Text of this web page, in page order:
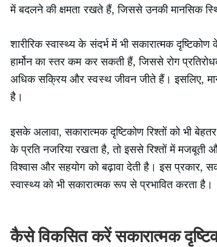
में बदलने की क्षमता रखते हैं, जिससे उनकी मानसिक
शारीरिक स्वास्थ्य के संदर्भ में भी सकारात्मक
हार्मोन का स्तर कम कर सकती हैं, जिससे रोग
अधिक सक्रिय और स्वस्थ जीवन जीते हैं। इसलिए,
है।
इसके अलावा, सकारात्मक दृष्टिकोण रिश्तों को भी
के प्रति नजरिया रखता है, तो इससे रिश्तों में मजबूती
विश्वास और सहयोग को बढ़ावा देती है। इस प्रकार,
स्वास्थ्य को भी सकारात्मक रूप से प्रभावित करता है।
कैसे विकसित करें सकारात्मक